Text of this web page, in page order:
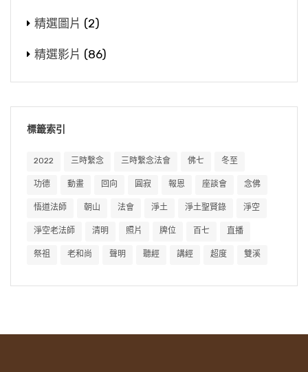
精選圖片 (2)
精選影片 (86)
標籤索引
2022 三時繫念 三時繫念法會 佛七 冬至
功德 動畫 回向 圓寂 報恩 座談會 念佛
悟道法師 朝山 法會 淨土 淨土聖賢錄 淨空
淨空老法師 清明 照片 牌位 百七 直播
祭祖 老和尚 聲明 聽經 講經 超度 雙溪